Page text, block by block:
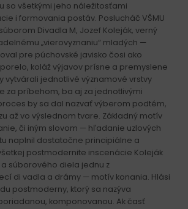
so všetkými jeho náležitosťami
i formovania postáv. Poslucháč VŠMU
Divadla M, Jozef Koleják, verný
„vierovyznaniu“ mladých —
pre púchovské javisko čosi ako
koláž výjavov prísne a premyslene
vytvárali jednotlivé významové vrstvy
za príbehom, ba aj za jednotlivými
by sa dal nazvať výberom podtém,
až vo výslednom tvare. Základný motív
či iným slovom — hľadanie uzlových
naplnil dostatočne principiálne a
postmodernite inscenácie Koleják
súborového diela jednu z
di vadla a drámy — motív konania. Hlási
postmoderny, ktorý sa nazýva
komponovanou. Ak časť